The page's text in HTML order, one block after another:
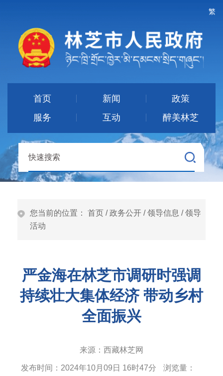
繁
首页 新闻
政策
服务
互动 醉美林芝
您当前的位置： 首页 /政务公开 /领导信息 /领导
活动
严金海在林芝市调研时强调
持续壮大集体经济 带动乡村
全面振兴
来源： 西藏林芝网
发布时间： 2024年10月09日 16时47分 浏览量：